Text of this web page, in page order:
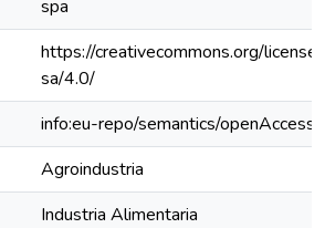
spa
https://creativecommons.org/
sa/4.0/
info:eu-repo/semantics/openAccess
Agroindustria
Industria Alimentaria